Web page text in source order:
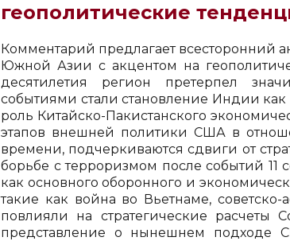
геополитические
Комментарий предлагает
Южной Азии с акцентом на
десятилетия регион претерпел
событиями стали становление Индии
роль Китайско-Пакистанского
этапов внешней политики США в
времени, подчеркиваются сдвиги от
борьбе с терроризмом после событий
как основного оборонного и
такие как война во Вьетнаме,
повлияли на стратегические расчеты
представление о нынешнем подходе